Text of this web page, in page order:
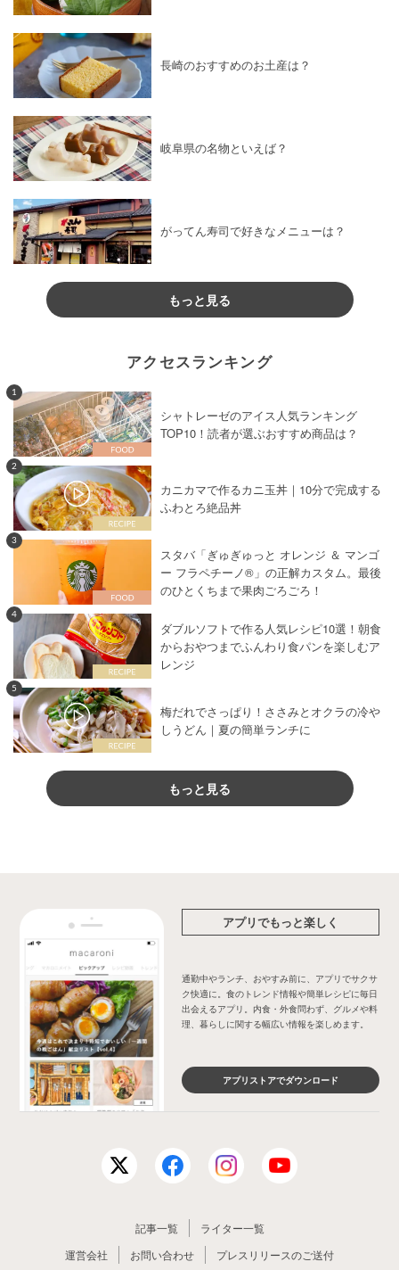
長崎のおすすめのお土産は？
岐阜県の名物といえば？
がってん寿司で好きなメニューは？
もっと見る
アクセスランキング
1
シャトレーゼのアイス人気ランキング
TOP10！読者が選ぶおすすめ商品は？
2
カニカマで作るカニ玉丼｜10分で完成する
ふわとろ絶品丼
3
スタバ「ぎゅぎゅっと オレンジ ＆ マンゴ
ー フラペチーノ®」の正解カスタム。最後
のひとくちまで果肉ごろごろ！
4
ダブルソフトで作る人気レシピ10選！朝食
からおやつまでふんわり食パンを楽しむア
レンジ
5
梅だれでさっぱり！ささみとオクラの冷や
しうどん｜夏の簡単ランチに
もっと見る
アプリでもっと楽しく
通勤中やランチ、おやすみ前に、アプリでサクサ
ク快適に。食のトレンド情報や簡単レシピに毎日
出会えるアプリ。内食・外食問わず、グルメや料
理、暮らしに関する幅広い情報を楽しめます。
アプリストアでダウンロード
記事一覧
ライター一覧
運営会社
お問い合わせ プレスリリースのご送付